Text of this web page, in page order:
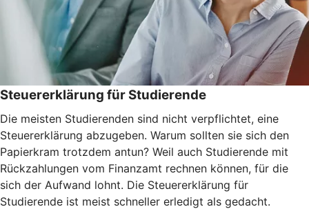
Steuererklärung für Studierende
Die meisten Studierenden sind nicht verpflichtet, eine
Steuererklärung abzugeben. Warum sollten sie sich den
Papierkram trotzdem antun? Weil auch Studierende mit
Rückzahlungen vom Finanzamt rechnen können, für die
sich der Aufwand lohnt. Die Steuererklärung für
Studierende ist meist schneller erledigt als gedacht.